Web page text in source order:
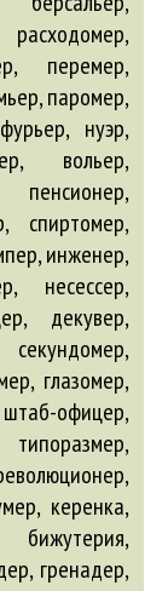
расходомер,
перемер,
паромер,
нуэр,
вольер,
спиртомер,
инженер,
несессер,
декувер,
секундомер,
глазомер,
офицер,
керенка,
бижутерия,
гренадер,